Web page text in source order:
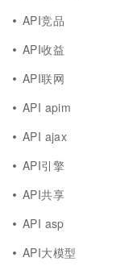
API竞品
API收益
API联网
API apim
API ajax
API引擎
API共享
API asp
API大模型